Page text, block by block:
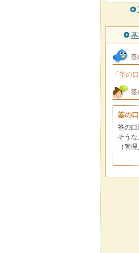
筌
「筌の
筌
筌の
筌の口
そう
（管